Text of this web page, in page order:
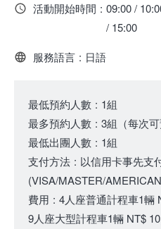
活動開始時間 : 09:00 /
/ 15:00
服務語言 : 日語
最低預約人數 : 1組
最多預約人數 : 3組 （每次
最低出團人數 : 1組
支付方法 : 以信用卡事先支
(VISA/MASTER/
費用 : 4人座普通計程車1輛
9人座大型計程車1輛 NT$